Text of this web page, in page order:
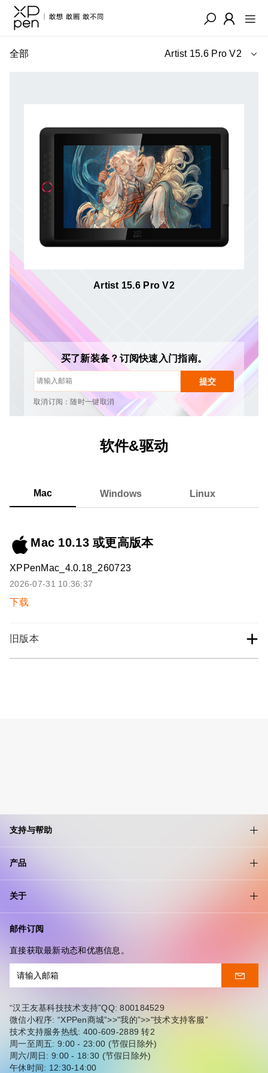
全部 Artist 15.6 Pro V2
Artist 15.6 Pro V2
买了新装备？订阅快速入门指南。
提交
取消订阅：随时一键取消
绘画教程
提示与故障排除
新品发布与优惠活动
艺术家故事与灵感
每月1-2封邮件，绝不发送垃圾邮件
取消订阅：随时一键取消
软件&驱动
Mac Windows Linux
Mac 10.13 或更高版本
XPPenMac_4.0.18_260723
2026-07-31 10:36:37
下载
旧版本 +
支持与帮助
产品
关于
邮件订阅
直接获取最新动态和优惠信息。
“汉王友基科技技术支持”QQ: 800184529
微信小程序: “XPPen商城”>>"我的”>>"技术支持客服”
技术支持服务热线: 400-609-2889 转2
周一至周五: 9:00 - 23:00 (节假日除外)
周六/周日: 9:00 - 18:30 (节假日除外)
午休时间: 12:30-14:00